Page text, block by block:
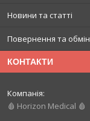
Новини та статті
Повернення та обмін
КОНТАКТИ
🩸 Horizon Medical 🩸